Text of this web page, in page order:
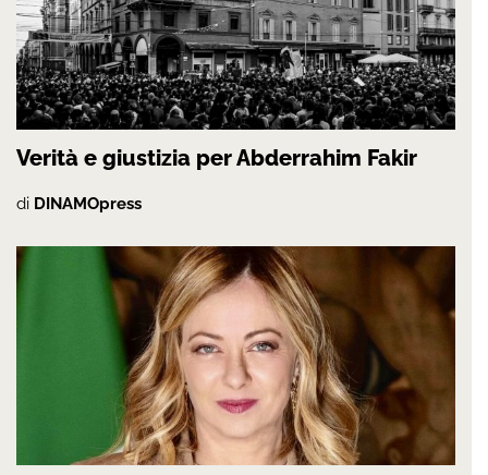
Verità e giustizia per Abderrahim Fakir
di DINAMOpress